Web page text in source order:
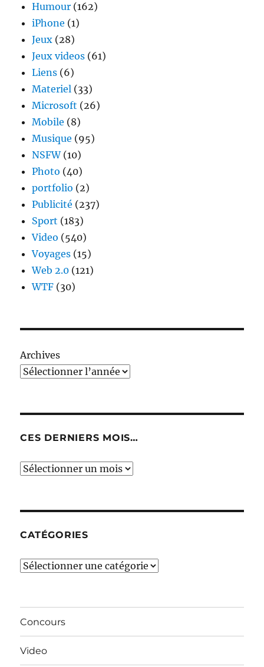
Humour (162)
iPhone (1)
Jeux (28)
Jeux videos (61)
Liens (6)
Materiel (33)
Microsoft (26)
Mobile (8)
Musique (95)
NSFW(10)
Photo (40)
portfolio (2)
Publicité (237)
Sport (183)
Video (540)
Voyages (15)
Web 2.0 (121)
WTF (30)
Archives
CES DERNIERS MOIS…
Ces
CATÉGORIES
Catégories
Concours
Video